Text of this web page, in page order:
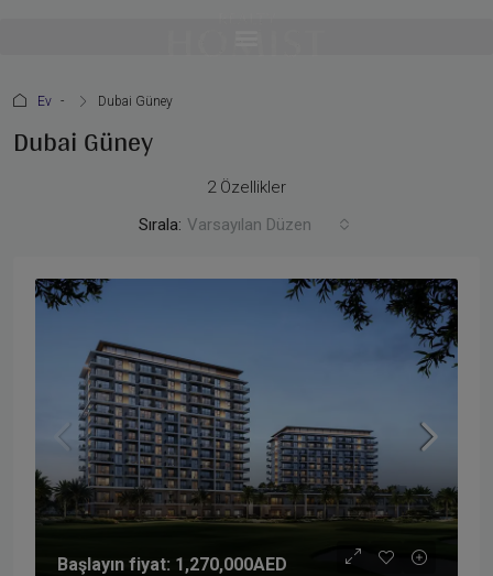
Ev Dubai Güney
Dubai Güney
2 Özellikler
Sırala: Varsayılan Düzen
Başlayın fiyat: 1,270,000AED